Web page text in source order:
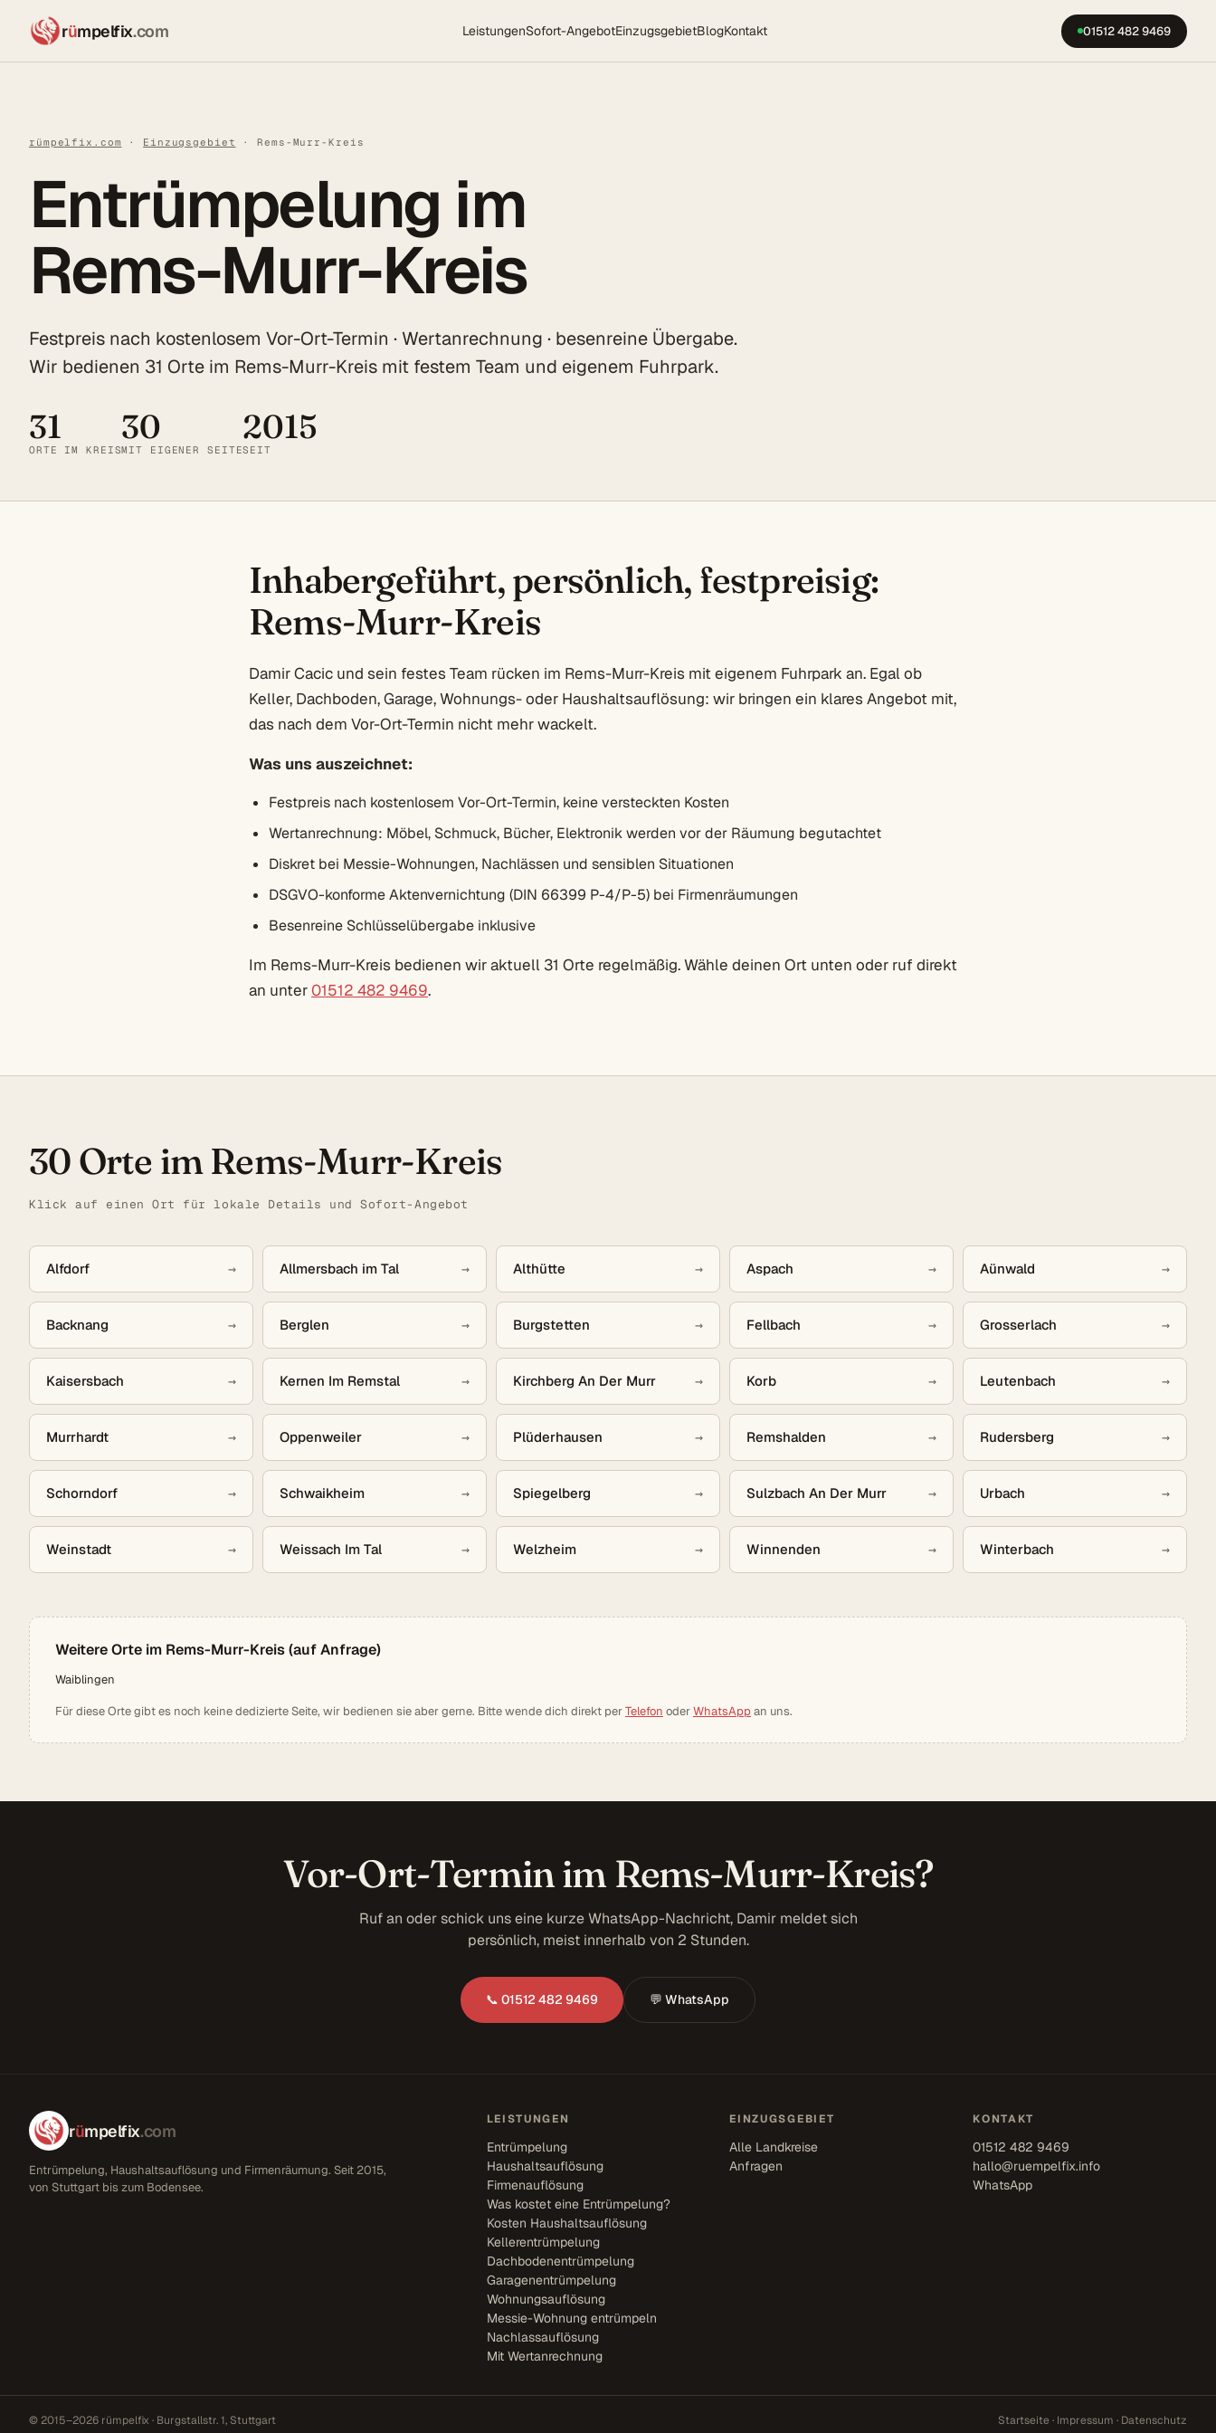
rümpelfix.com LeistungenSofort-AngebotEinzugsgebietBlogKontakt 01512 482 9469
rümpelfix.com · Einzugsgebiet · Rems-Murr-Kreis
Entrümpelung im
Rems-Murr-Kreis
Festpreis nach kostenlosem Vor-Ort-Termin · Wertanrechnung · besenreine Übergabe.
Wir bedienen 31 Orte im Rems-Murr-Kreis mit festem Team und eigenem Fuhrpark.
31
ORTE IM KREIS
30
MIT EIGENER SEITE
2015
SEIT
Inhabergeführt, persönlich, festpreisig:
Rems-Murr-Kreis
Damir Cacic und sein festes Team rücken im Rems-Murr-Kreis mit eigenem Fuhrpark an. Egal ob
Keller, Dachboden, Garage, Wohnungs- oder Haushaltsauflösung: wir bringen ein klares Angebot mit,
das nach dem Vor-Ort-Termin nicht mehr wackelt.
Was uns auszeichnet:
Festpreis nach kostenlosem Vor-Ort-Termin, keine versteckten Kosten
Wertanrechnung: Möbel, Schmuck, Bücher, Elektronik werden vor der Räumung begutachtet
Diskret bei Messie-Wohnungen, Nachlässen und sensiblen Situationen
DSGVO-konforme Aktenvernichtung (DIN 66399 P-4/P-5) bei Firmenräumungen
Besenreine Schlüsselübergabe inklusive
Im Rems-Murr-Kreis bedienen wir aktuell 31 Orte regelmäßig. Wähle deinen Ort unten oder ruf direkt
an unter 01512 482 9469.
30 Orte im Rems-Murr-Kreis
Klick auf einen Ort für lokale Details und Sofort-Angebot
Alfdorf → Allmersbach im Tal → Althütte → Aspach → Aünwald →
Backnang → Berglen → Burgstetten → Fellbach → Grosserlach →
Kaisersbach → Kernen Im Remstal → Kirchberg An Der Murr → Korb → Leutenbach →
Murrhardt → Oppenweiler → Plüderhausen → Remshalden → Rudersberg →
Schorndorf → Schwaikheim → Spiegelberg → Sulzbach An Der Murr → Urbach →
Weinstadt → Weissach Im Tal → Welzheim → Winnenden → Winterbach →
Weitere Orte im Rems-Murr-Kreis (auf Anfrage)
Waiblingen
Für diese Orte gibt es noch keine dedizierte Seite, wir bedienen sie aber gerne. Bitte wende dich direkt perTelefon oderWhatsAppan uns.
Vor-Ort-Termin im Rems-Murr-Kreis?
Ruf an oder schick uns eine kurze WhatsApp-Nachricht, Damir meldet sich
persönlich, meist innerhalb von 2 Stunden.
📞 01512 482 9469 💬 WhatsApp
rümpelfix.com
Entrümpelung, Haushaltsauflösung und Firmenräumung. Seit 2015,
von Stuttgart bis zum Bodensee.
LEISTUNGEN
Entrümpelung
Haushaltsauflösung
Firmenauflösung
Was kostet eine Entrümpelung?
Kosten Haushaltsauflösung
Kellerentrümpelung
Dachbodenentrümpelung
Garagenentrümpelung
Wohnungsauflösung
Messie-Wohnung entrümpeln
Nachlassauflösung
Mit Wertanrechnung
EINZUGSGEBIET
Alle Landkreise
Anfragen
KONTAKT
01512 482 9469
hallo@ruempelfix.info
WhatsApp
© 2015–2026 rümpelfix · Burgstallstr. 1, Stuttgart Startseite · Impressum · Datenschutz